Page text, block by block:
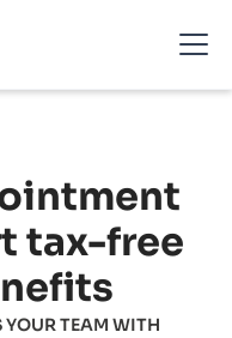
tax-free
YOUR TEAM WITH